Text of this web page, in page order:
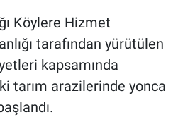
Köylere Hizmet
tarafından yürütülen
kapsamında
tarım arazilerinde yonca